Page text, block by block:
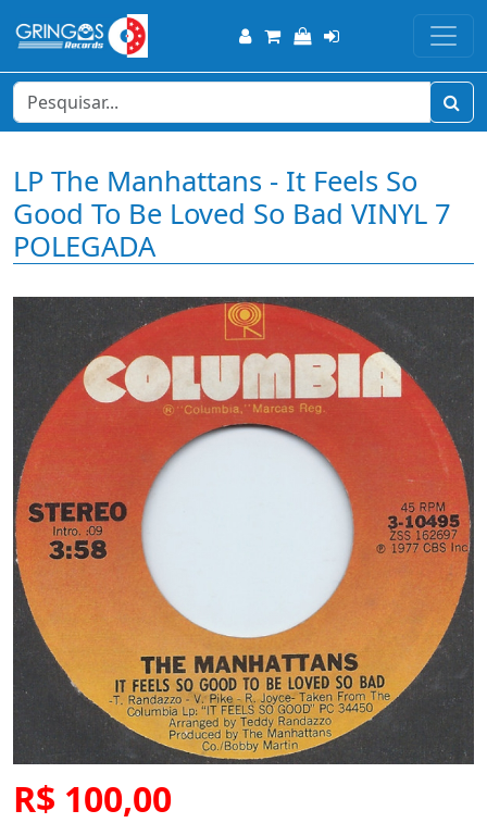
LP The Manhattans - It Feels So
Good To Be Loved So Bad VINYL 7
POLEGADA
R$ 100,00